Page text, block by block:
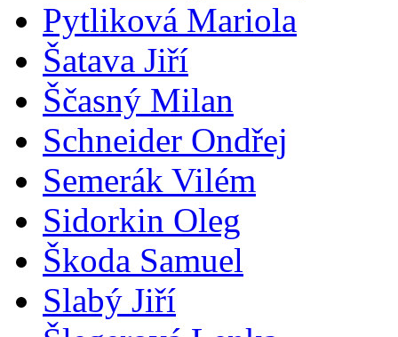
Pytliková Mariola
Šatava Jiří
Ščasný Milan
Schneider Ondřej
Semerák Vilém
Sidorkin Oleg
Škoda Samuel
Slabý Jiří